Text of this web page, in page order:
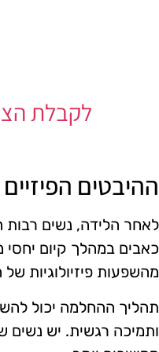
לקבלת
ההיבטים
לאחר הלידה, נשים רבות
כאבים במהלך קיום יחסי
מהשפעות פיזיולוגיות
תהליך ההחלמה יכול
ותמיכה רגשית. יש נשים